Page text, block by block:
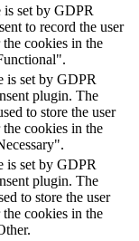
set by GDPR
to record the user
cookies in the
is set by GDPR
plugin. The
to store the user
cookies in the
is set by GDPR
plugin. The
to store the user
cookies in the